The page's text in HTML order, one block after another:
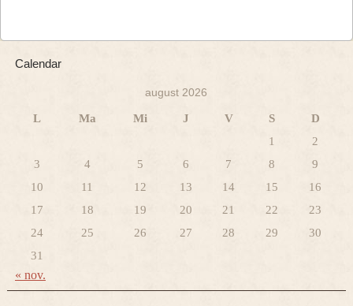
Calendar
august 2026
L Ma Mi J V S
D
1
2
3
4 5 6 7 8
9
10
11 12 13 14 15
16
17
18 19 20 21 22
23
24
25 26 27 28 29
30
31
« nov.